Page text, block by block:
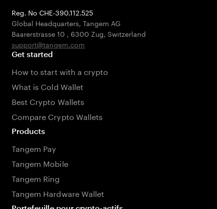
Reg. No CHE-390.112.525
Global Headquarters, Tangem AG
Baarerstrasse 10 , 6300 Zug, Switzerland
support@tangem.com
Get started
How to start with a crypto
What is Cold Wallet
Best Crypto Wallets
Compare Crypto Wallets
Products
Tangem Pay
Tangem Mobile
Tangem Ring
Tangem Hardware Wallet